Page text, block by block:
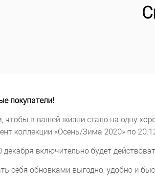
покупатели!
чтобы в вашей жизни стало на одну
коллекции «Осень/Зима 2020» по
декабря включительно будет
себя обновками выгодно, удобно и